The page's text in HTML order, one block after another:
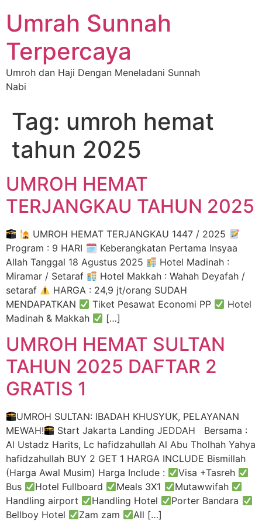
Umrah Sunnah
Terpercaya
Umroh dan Haji Dengan Meneladani Sunnah
Nabi
Tag: umroh hemat
tahun 2025
UMROH HEMAT
TERJANGKAU TAHUN 2025
UMROH HEMAT TERJANGKAU 1447 / 2025
Program : 9 HARI 🗓 Keberangkatan Pertama Insyaa
Allah Tanggal 18 Agustus 2025
Hotel Madinah :
Miramar / Setaraf
Hotel Makkah : Wahah Deyafah /
setaraf
HARGA : 24,9 jt/orang SUDAH
MENDAPATKAN
Tiket Pesawat Economi PP
Hotel
Madinah & Makkah
[…]
UMROH HEMAT SULTAN
TAHUN 2025 DAFTAR 2
GRATIS 1
UMROH SULTAN: IBADAH KHUSYUK, PELAYANAN
MEWAH!
Start Jakarta Landing JEDDAH Bersama :
Al Ustadz Harits, Lc hafidzahullah Al Abu Tholhah Yahya
hafidzahullah BUY 2 GET 1 HARGA INCLUDE Bismillah
(Harga Awal Musim) Harga Include :
Visa +Tasreh
Bus
Hotel Fullboard Meals 3X1
Mutawwifah
Handling airport
Handling Hotel
Porter Bandara
Bellboy Hotel
Zam zam All […]